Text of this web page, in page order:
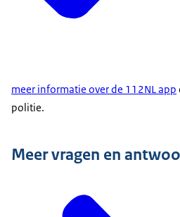
meer informatie over de 112NL app
politie.
Meer vragen en